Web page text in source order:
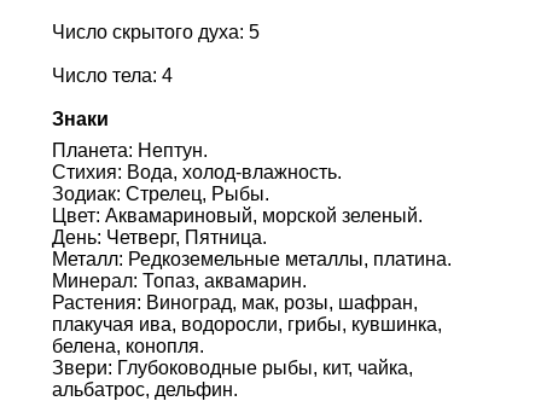
Число скрытого духа: 5
Число тела: 4
Знаки
Планета: Нептун.
Стихия: Вода, холод-влажность.
Зодиак: Стрелец, Рыбы.
Цвет: Аквамариновый, морской зеленый.
День: Четверг, Пятница.
Металл: Редкоземельные металлы, платина.
Минерал: Топаз, аквамарин.
Растения: Виноград, мак, розы, шафран,
плакучая ива, водоросли, грибы, кувшинка,
белена, конопля.
Звери: Глубоководные рыбы, кит, чайка,
альбатрос, дельфин.